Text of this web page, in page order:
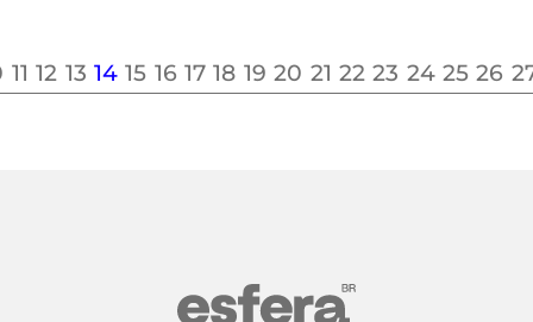
11 12 13 14 15 16 17 18 19 20 21 22 23 24 25 26